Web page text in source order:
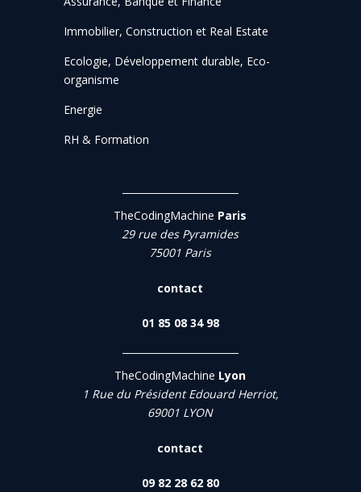
Immobilier, Construction et Real Estate
Ecologie, Développement durable, Eco-
organisme
Energie
RH & Formation
TheCodingMachine Paris
29 rue des Pyramides
75001 Paris
contact
01 85 08 34 98
TheCodingMachine Lyon
1 Rue du Président Edouard Herriot,
69001 LYON
contact
09 82 28 62 80